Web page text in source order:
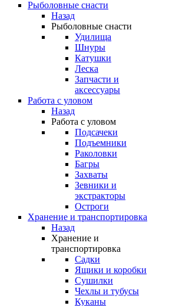
Рыболовные снасти
Назад
Рыболовные снасти
Удилища
Шнуры
Катушки
Леска
Запчасти и
аксессуары
Работа с уловом
Назад
Работа с уловом
Подсачеки
Подъемники
Раколовки
Багры
Захваты
Зевники и
экстракторы
Остроги
Хранение и транспортировка
Назад
Хранение и
транспортировка
Садки
Ящики и коробки
Сушилки
Чехлы и тубусы
Куканы